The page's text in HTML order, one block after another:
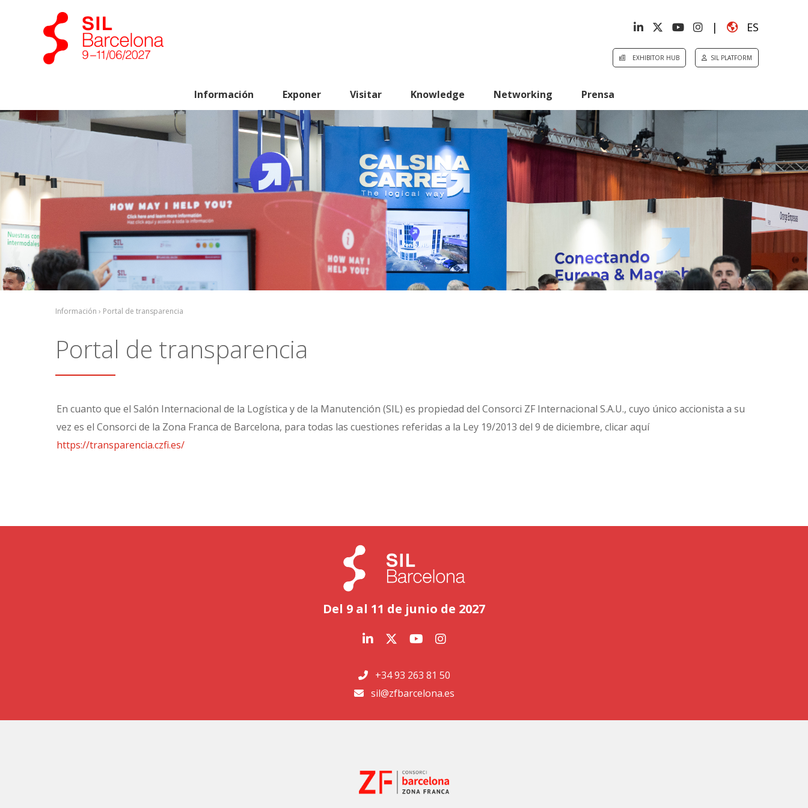
| ES
EXHIBITOR HUB SIL PLATFORM
Información Exponer Visitar Knowledge Networking Prensa
Información › Portal de transparencia
Portal de transparencia
En cuanto que el Salón Internacional de la Logística y de la Manutención (SIL) es propiedad del Consorci ZF Internacional S.A.U., cuyo único accionista a su
vez es el Consorci de la Zona Franca de Barcelona, para todas las cuestiones referidas a la Ley 19/2013 del 9 de diciembre, clicar aquí
https://transparencia.czfi.es/
Del 9 al 11 de junio de 2027
+34 93 263 81 50
sil@zfbarcelona.es